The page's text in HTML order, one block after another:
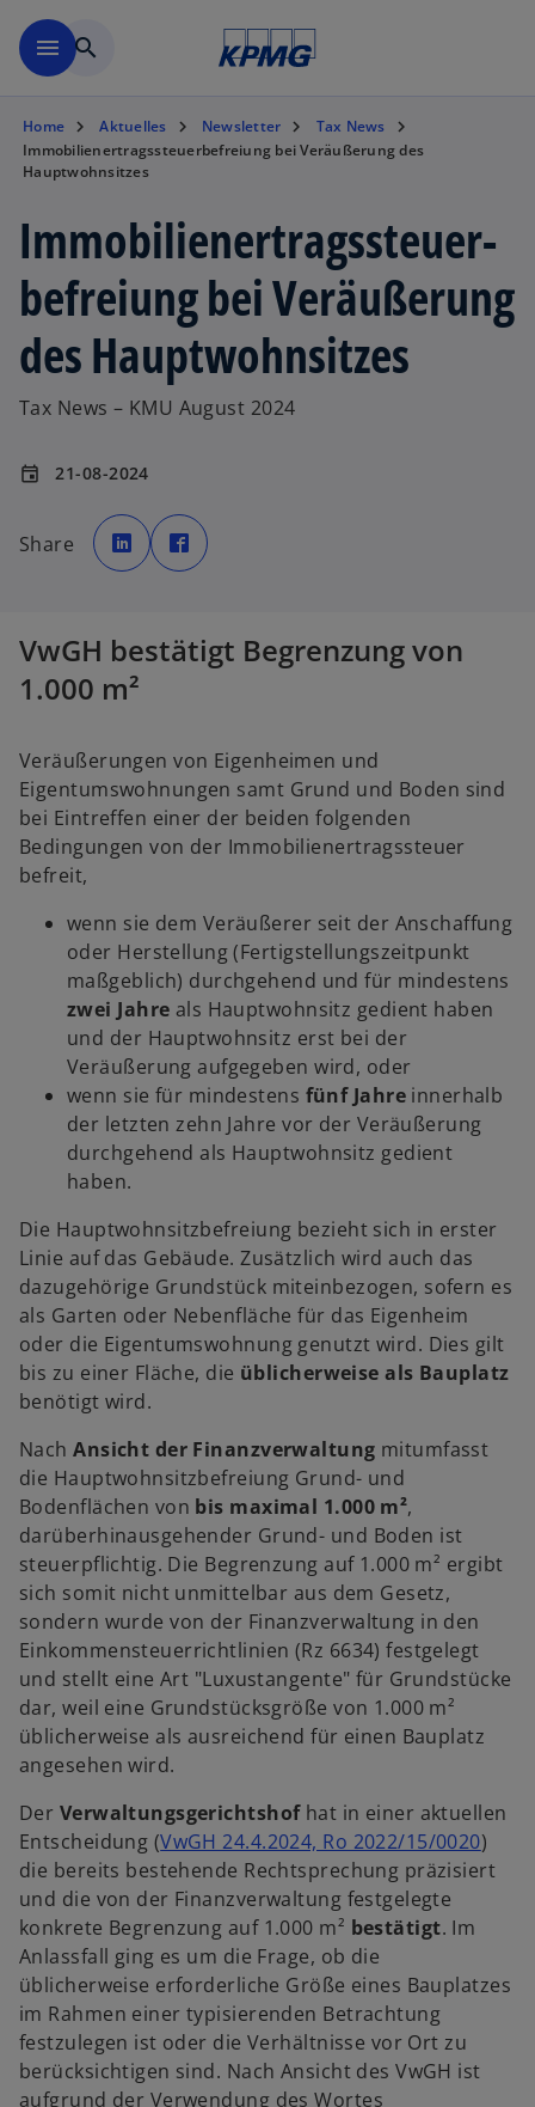
menu search
Home Aktuelles Newsletter
Tax News
Immobilienertragssteuer­befreiung bei Veräußerung des
Hauptwohnsitzes
Immobilienertragssteuer­
befreiung bei Veräußerung
des Hauptwohnsitzes
Tax News – KMU August 2024
event 21-08-2024
Share
w
i
r
d
e
r
e
g
i
t
r
e
g
e
ö
f
f
n
e
t
i
r
e
r
R
e
i
t
r
e
g
e
ö
f
f
n
e
t
VwGH bestätigt Begrenzung von
1.000 m²
Veräußerungen von Eigenheimen und
Eigentumswohnungen samt Grund und Boden sind
bei Eintreffen einer der beiden folgenden
Bedingungen von der Immobilienertragssteuer
befreit,
wenn sie dem Veräußerer seit der Anschaffung
oder Herstellung (Fertigstellungszeitpunkt
maßgeblich) durchgehend und für mindestens
zwei Jahre als Hauptwohnsitz gedient haben
und der Hauptwohnsitz erst bei der
Veräußerung aufgegeben wird, oder
wenn sie für mindestens fünf Jahreinnerhalb
der letzten zehn Jahre vor der Veräußerung
durchgehend als Hauptwohnsitz gedient
haben.
Die Hauptwohnsitzbefreiung bezieht sich in erster
Linie auf das Gebäude. Zusätzlich wird auch das
dazugehörige Grundstück miteinbezogen, sofern es
als Garten oder Nebenfläche für das Eigenheim
oder die Eigentumswohnung genutzt wird. Dies gilt
bis zu einer Fläche, die üblicherweise als Bauplatz
benötigt wird.
NachAnsicht der Finanzverwaltung mitumfasst
die Hauptwohnsitzbefreiung Grund- und
Bodenflächen von bis maximal 1.000 m²,
darüberhinausgehender Grund- und Boden ist
steuerpflichtig. Die Begrenzung auf 1.000 m² ergibt
sich somit nicht unmittelbar aus dem Gesetz,
sondern wurde von der Finanzverwaltung in den
Einkommensteuerrichtlinien (Rz 6634) festgelegt
und stellt eine Art "Luxustangente" für Grundstücke
dar, weil eine Grundstücksgröße von 1.000 m²
üblicherweise als ausreichend für einen Bauplatz
angesehen wird.
Der Verwaltungsgerichtshof hat in einer aktuellen
Entscheidung (VwGH 24.4.2024, Ro 2022/15/0020w
i
n
n
)
die bereits bestehende Rechtsprechung präzisiert
und die von der Finanzverwaltung festgelegte
konkrete Begrenzung auf 1.000 m² bestätigt. Im
Anlassfall ging es um die Frage, ob die
üblicherweise erforderliche Größe eines Bauplatzes
im Rahmen einer typisierenden Betrachtung
festzulegen ist oder die Verhältnisse vor Ort zu
berücksichtigen sind. Nach Ansicht des VwGH ist
aufgrund der Verwendung des Wortes